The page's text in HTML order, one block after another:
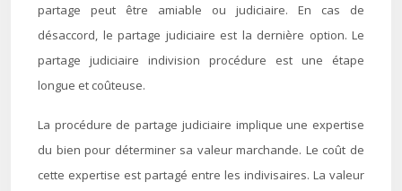
partage peut être amiable ou judiciaire. En cas de
désaccord, le partage judiciaire est la dernière option. Le
partage judiciaire indivision procédure est une étape
longue et coûteuse.
La procédure de partage judiciaire implique une expertise
du bien pour déterminer sa valeur marchande. Le coût de
cette expertise est partagé entre les indivisaires. La valeur